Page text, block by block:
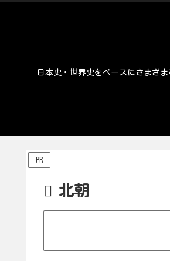
日本史・世界史をベースにさまざ
PR
北朝